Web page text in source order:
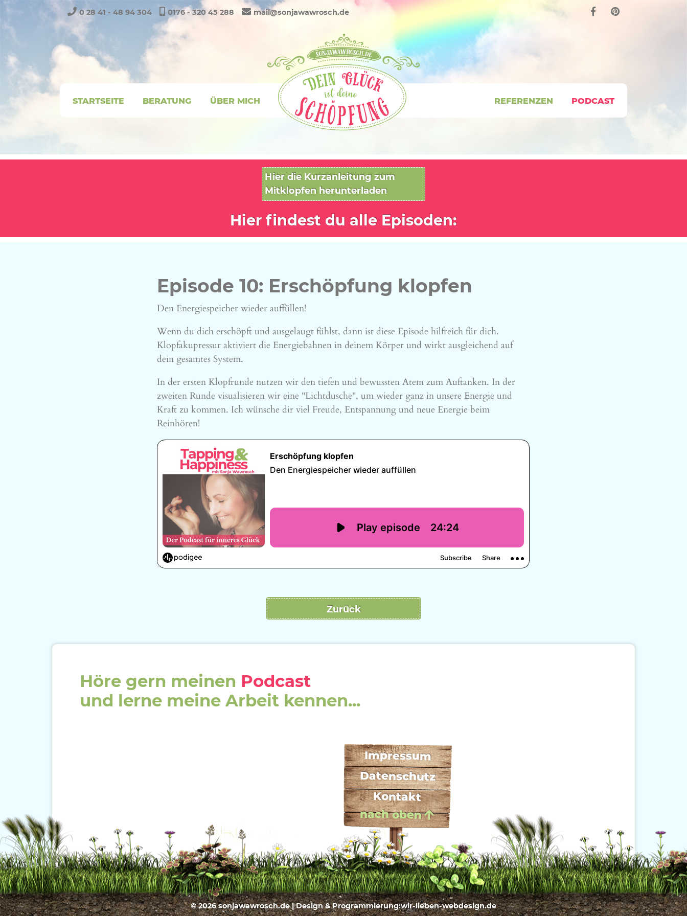
0 28 41 - 48 94 304 0176 - 320 45 288 mail@sonjawawrosch.de
STARTSEITE BERATUNG ÜBER MICH REFERENZEN PODCAST
Hier die Kurzanleitung zum
Mitklopfen herunterladen
Hier findest du alle Episoden:
Episode 10: Erschöpfung klopfen
Den Energiespeicher wieder auffüllen!
Wenn du dich erschöpft und ausgelaugt fühlst, dann ist diese Episode hilfreich für dich.
Klopfakupressur aktiviert die Energiebahnen in deinem Körper und wirkt ausgleichend auf
dein gesamtes System.
In der ersten Klopfrunde nutzen wir den tiefen und bewussten Atem zum Auftanken. In der
zweiten Runde visualisieren wir eine "Lichtdusche", um wieder ganz in unsere Energie und
Kraft zu kommen. Ich wünsche dir viel Freude, Entspannung und neue Energie beim
Reinhören!
Zurück
Höre gern meinen Podcast
und lerne meine Arbeit kennen...
Impressum
Datenschutz
Kontakt
nach oben
toTop © 2026 sonjawawrosch.de | Design & Programmierung:wir-lieben-webdesign.de